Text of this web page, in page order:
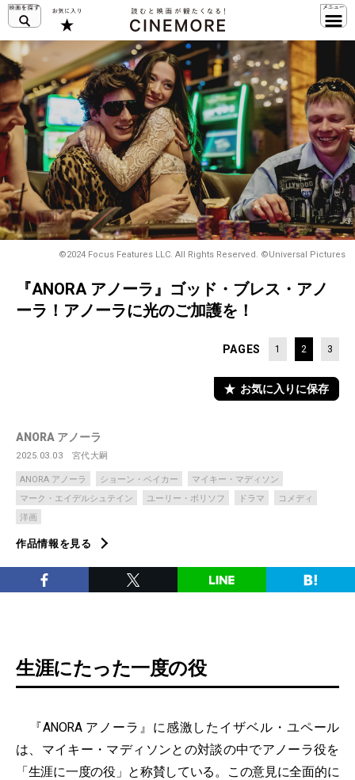
©2024 Focus Features LLC. All Rights Reserved. ©Universal Pictures
『ANORA アノーラ』ゴッド・ブレス・アノ
ーラ！アノーラに光のご加護を！
PAGES 1 2 3
お気に入りに保存
ANORA アノーラ
2025.03.03 宮代大嗣
ANORA アノーラ ショーン・ベイカー
マイキー・マディソン
マーク・エイデルシュテイン
ユーリー・ボリソフ ドラマ
コメディ
洋画
作品情報を見る
生涯にたった一度の役
『ANORA アノーラ』に感激したイザベル・ユペール
は、マイキー・マディソンとの対談の中でアノーラ役を
「生涯に一度の役」と称賛している。この意見に全面的に